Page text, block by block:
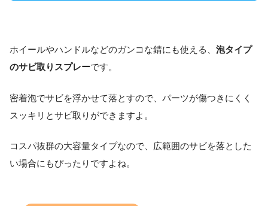
ホイールやハンドルなどのガンコな錆にも使える、 泡タイプ
のサビ取りスプレーです。
密着泡でサビを浮かせて落とすので、パーツが傷つきにくく
スッキリとサビ取りができますよ。
コスパ抜群の大容量タイプなので、広範囲のサビを落とした
い場合にもぴったりですよね。